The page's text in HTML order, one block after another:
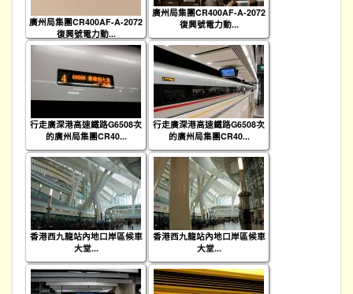
廣州局集團CR400AF-A-2072
復興號電力動...
廣州局集團CR400AF-A-2072
復興號電力動...
行走廣深港高速鐵路G6508次
的廣州局集團CR40...
行走廣深港高速鐵路G6508次
的廣州局集團CR40...
香港西九龍站內地口岸區候車
大堂...
香港西九龍站內地口岸區候車
大堂...